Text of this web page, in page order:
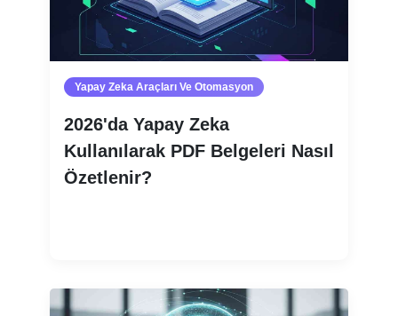
Yapay Zeka Araçları Ve Otomasyon
2026'da Yapay Zeka
Kullanılarak PDF Belgeleri Nasıl
Özetlenir?